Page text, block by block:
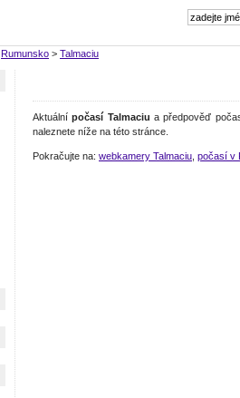
Rumunsko > Talmaciu
Aktuálnípočasí Talmaciu a předpověď
naleznete níže na této stránce.
Pokračujte na: webkamery Talmaciu počasí v